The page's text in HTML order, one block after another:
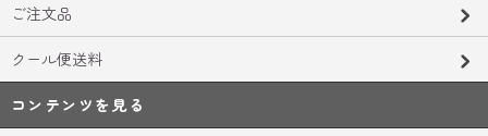
ご注文品
クール便送料
コンテンツを見る